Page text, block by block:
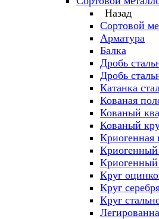
Назад
Сортовой
Арматура
Балка
Дробь
Дробь
Катанка
Кованая
Кованый
Кованый
Криогенная
Криогенный
Криогенный
Круг
Круг
Круг